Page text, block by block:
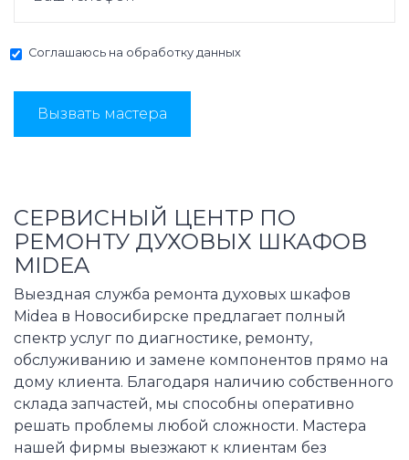
Соглашаюсь на обработку данных
Вызвать мастера
СЕРВИСНЫЙ ЦЕНТР ПО
РЕМОНТУ ДУХОВЫХ ШКАФОВ
MIDEA
Выездная служба ремонта духовых шкафов
Midea в Новосибирске предлагает полный
спектр услуг по диагностике, ремонту,
обслуживанию и замене компонентов прямо на
дому клиента. Благодаря наличию собственного
склада запчастей, мы способны оперативно
решать проблемы любой сложности. Мастера
нашей фирмы выезжают к клиентам без